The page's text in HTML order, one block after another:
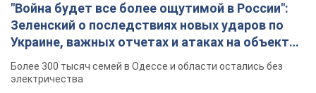
"Война будет все более ощутимой в России":
Зеленский о последствиях новых ударов по
Украине, важных отчетах и атаках на объекты
противника. Видео
Более 300 тысяч семей в Одессе и области остались без
электричества